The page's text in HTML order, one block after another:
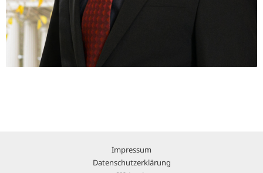
Impressum
Datenschutzerklärung